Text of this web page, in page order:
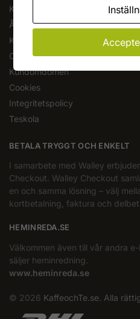
Köpvillkor
Ångra köp
Kontakta oss
Om oss
Kundomdömen
Cookies
Integritetspolicy
Teskola
BETALA TRYGGT OCH ENKELT
I samarbete med Walley
Checkout. Walley Checkout
en och samma lösning – välj
kortbetalning, faktura och
HEMINREDA.SE
Välkommen även till vår andra
säljer heminredning.
www.heminreda.se
© 2026 KaffeochTe.se. Alla